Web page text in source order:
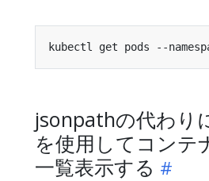
kubectl get pods --
jsonpathの代わり
を使用してコンテ
一覧表示する